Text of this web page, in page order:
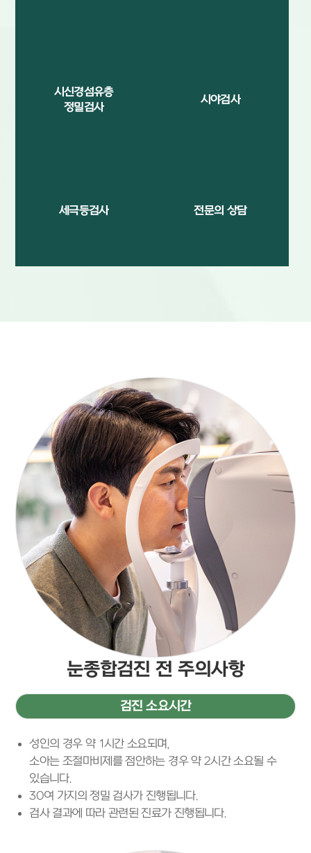
시신경섬유층
정밀검사
시야검사
세극등검사 전문의 상담
눈종합검진 전 주의사항
검진 소요시간
성인의 경우 약 1시간 소요되며,
소아는 조절마비제를 점안하는 경우 약 2시간 소요될 수
있습니다.
30여 가지의 정밀 검사가 진행됩니다.
검사 결과에 따라 관련된 진료가 진행됩니다.